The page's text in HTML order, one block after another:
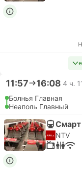
11:57 16:08 4 ч.
Болнья Главная
Неаполь Главный
NTV